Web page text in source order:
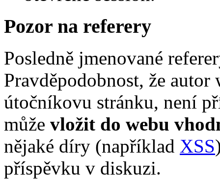
Pozor na referery
Posledně jmenované
Pravděpodobnost, že autor
útočníkovu stránku, není
může vložit do webu
nějaké díry (například XSS
příspěvku v diskuzi.